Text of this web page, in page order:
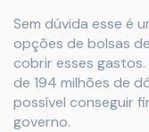
Sem dúvida esse é
opções de bolsas
cobrir esses
de 194 milhões de
possível conseguir
governo.